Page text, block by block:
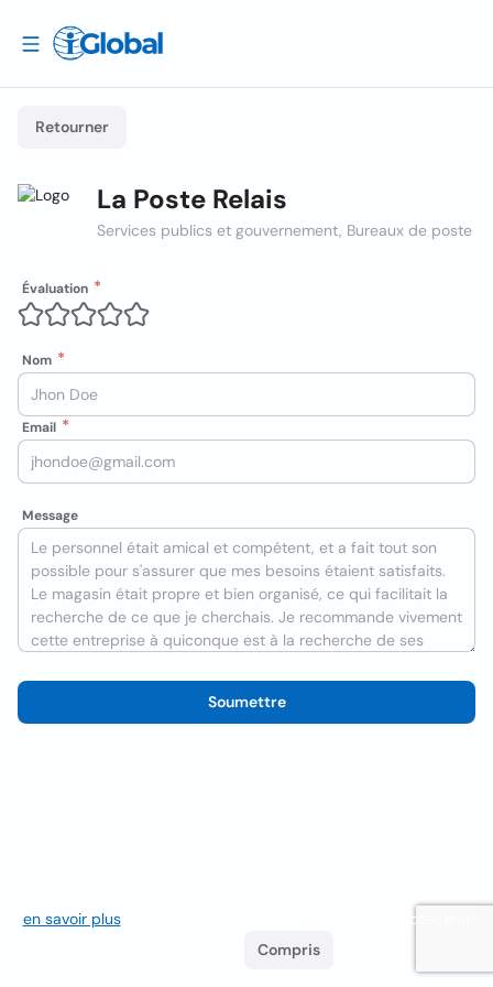
Retourner
La Poste Relais
Services publics et gouvernement, Bureaux de poste
Évaluation
Nom
Email
Message
Soumettre
en savoir plus. Si vous continuez à naviguer, vous acceptez leur
Compris